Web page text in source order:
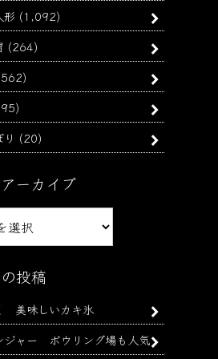
形 (1,092)
(264)
(20)
ーカイブ
投稿
美味しいカキ氷
ジャー ボウリング場も人気